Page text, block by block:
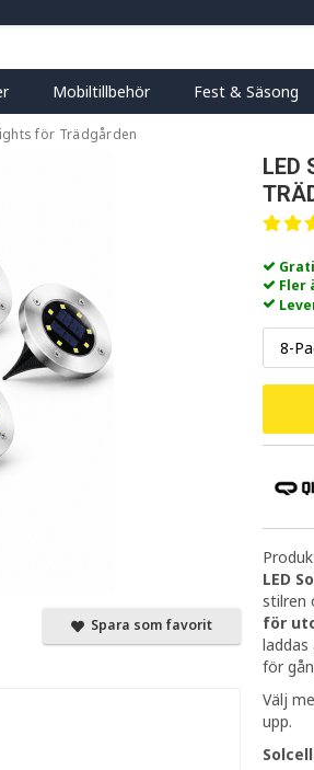
Mobiltillbehör Fest & Säsong
för Trädgården
LED
Fler
LED
stilren
för
för
Välj
upp.
Spara som favorit